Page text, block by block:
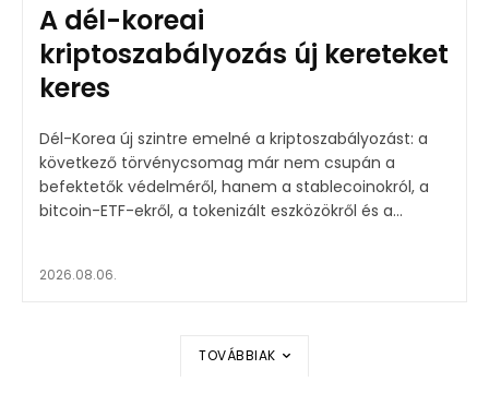
A dél-koreai
kriptoszabályozás új kereteket
keres
Dél-Korea új szintre emelné a kriptoszabályozást: a
következő törvénycsomag már nem csupán a
befektetők védelméről, hanem a stablecoinokról, a
bitcoin-ETF-ekről, a tokenizált eszközökről és a...
2026.08.06.
TOVÁBBIAK